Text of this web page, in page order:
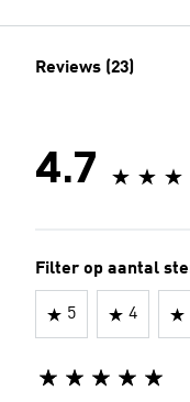
Reviews (23)
4.7
Filter op aantal
5 4